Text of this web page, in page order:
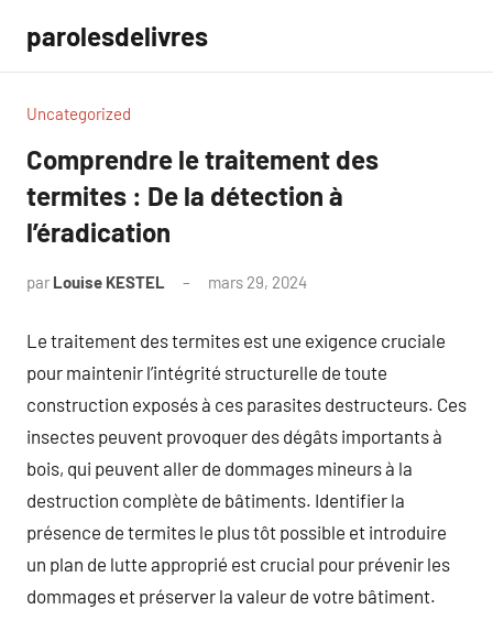
contenu
parolesdelivres
Uncategorized
Comprendre le traitement des
termites : De la détection à
l’éradication
par Louise KESTEL mars 29, 2024
Le traitement des termites est une exigence cruciale
pour maintenir l’intégrité structurelle de toute
construction exposés à ces parasites destructeurs. Ces
insectes peuvent provoquer des dégâts importants à
bois, qui peuvent aller de dommages mineurs à la
destruction complète de bâtiments. Identifier la
présence de termites le plus tôt possible et introduire
un plan de lutte approprié est crucial pour prévenir les
dommages et préserver la valeur de votre bâtiment.